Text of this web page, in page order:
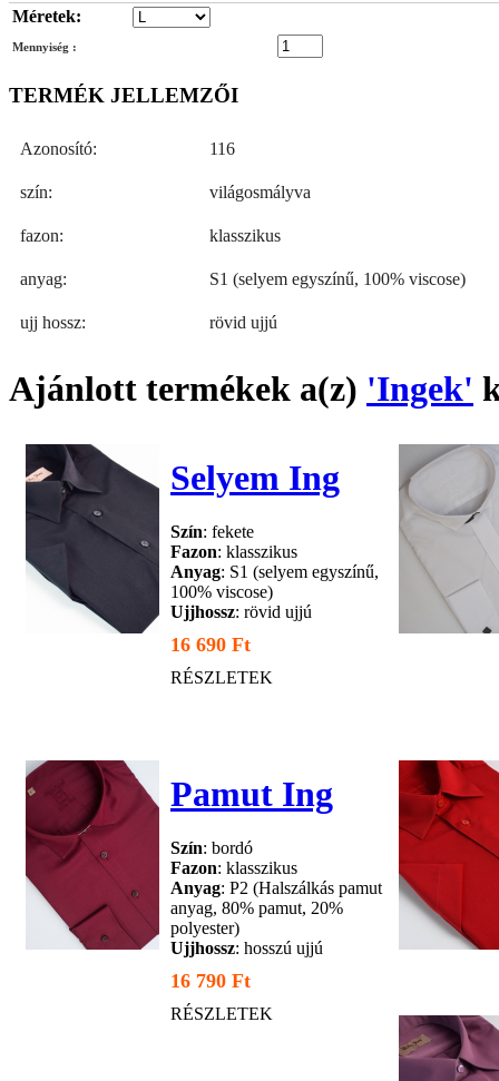
Méretek:
Mennyiség :
TERMÉK JELLEMZŐI
Azonosító: 116
szín: világosmályva
fazon: klasszikus
anyag: S1 (selyem egyszínű, 100% viscose)
ujj hossz: rövid ujjú
Ajánlott termékek a(z) 'Ingek'
Selyem Ing
Szín: fekete
Fazon: klasszikus
Anyag: S1 (selyem egyszínű,
100% viscose)
Ujjhossz: rövid ujjú
16 690 Ft
RÉSZLETEK
Pamut Ing
Szín: bordó
Fazon: klasszikus
Anyag: P2 (Halszálkás pamut
anyag, 80% pamut, 20%
polyester)
Ujjhossz: hosszú ujjú
16 790 Ft
RÉSZLETEK